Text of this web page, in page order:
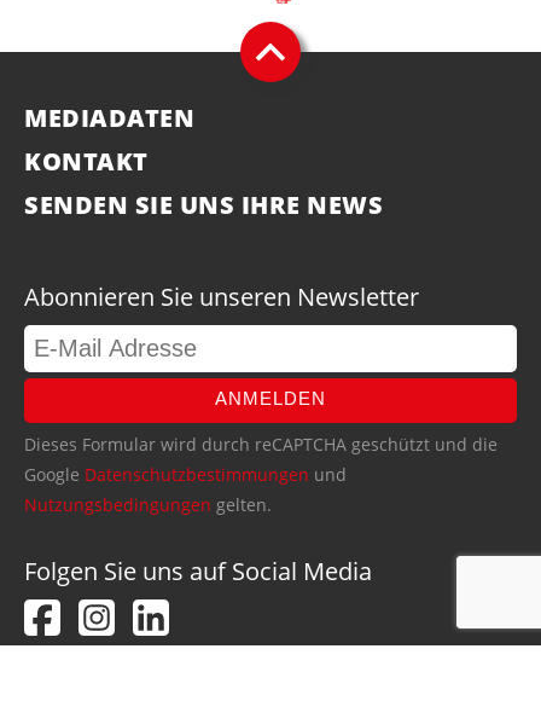
MEDIADATEN
KONTAKT
SENDEN SIE UNS IHRE NEWS
Abonnieren Sie unseren Newsletter
ANMELDEN
Dieses Formular wird durch reCAPTCHA geschützt und die
Google Datenschutzbestimmungen und
Nutzungsbedingungen gelten.
Folgen Sie uns auf Social Media